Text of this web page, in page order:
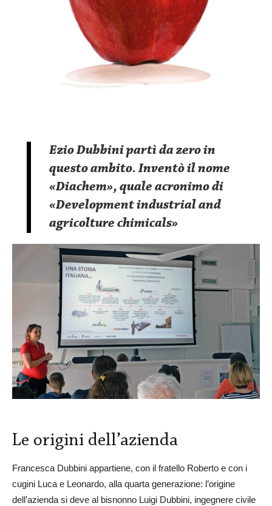
Ezio Dubbini partì da zero in
questo ambito. Inventò il nome
«Diachem», quale acronimo di
«Development industrial and
agricolture chimicals»
Le origini dell’azienda
Francesca Dubbini appartiene, con il fratello Roberto e con i
cugini Luca e Leonardo, alla quarta generazione: l’origine
dell’azienda si deve al bisnonno Luigi Dubbini, ingegnere civile